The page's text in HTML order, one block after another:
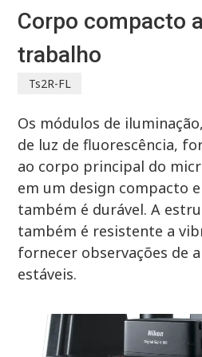
Corpo compacto
trabalho
Ts2R-FL
Os módulos de
de luz de fluorescência,
ao corpo principal do
em um design compacto
também é durável. A
também é resistente a
fornecer observações de
estáveis.